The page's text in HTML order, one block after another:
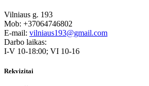
Vilniaus g. 193
Mob: +37064746802
E-mail: vilniaus193@gmail.com
Darbo laikas:
I-V 10-18:00; VI 10-16
Rekvizitai